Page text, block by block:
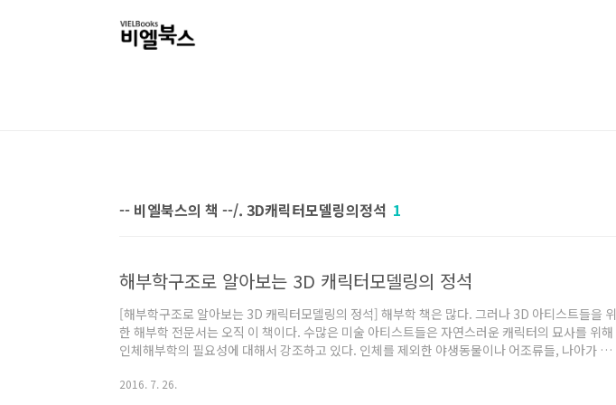
-- 비엘북스의 책 --/. 3D캐릭터모델링의정석 1
해부학구조로 알아보는 3D 캐릭터모델링의 정석
[해부학구조로 알아보는 3D 캐릭터모델링의 정석] 해부학 책은 많다. 그러나 3D 아티스트들을 위
한 해부학 전문서는 오직 이 책이다. 수많은 미술 아티스트들은 자연스러운 캐릭터의 묘사를 위해
인체해부학의 필요성에 대해서 강조하고 있다. 인체를 제외한 야생동물이나 어조류들, 나아가 외
이해도에 따라 캐릭터의 완성도가 결정되는 만큼 인체해부학은 미술가들에게 반드시 필요한 학문
2016. 7. 26.